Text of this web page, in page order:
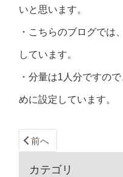
いと思います。
・こちらのブログでは
しています。
・分量は1人分ですの
めに設定しています。
前へ
カテゴリ